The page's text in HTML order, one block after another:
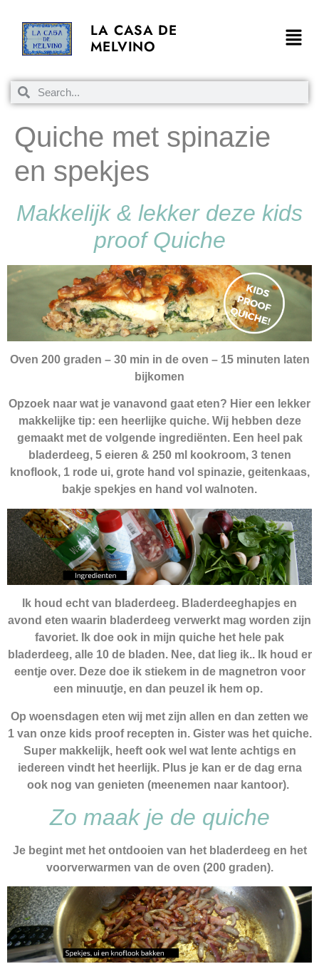
LA CASA DE
MELVINO
Quiche met spinazie
en spekjes
Makkelijk & lekker deze kids
proof Quiche
Oven 200 graden – 30 min in de oven – 15 minuten laten
bijkomen
Opzoek naar wat je vanavond gaat eten? Hier een lekker
makkelijke tip: een heerlijke quiche. Wij hebben deze
gemaakt met de volgende ingrediënten. Een heel pak
bladerdeeg, 5 eieren & 250 ml kookroom, 3 tenen
knoflook, 1 rode ui, grote hand vol spinazie, geitenkaas,
bakje spekjes en hand vol walnoten.
Ik houd echt van bladerdeeg. Bladerdeeghapjes en
avond eten waarin bladerdeeg verwerkt mag worden zijn
favoriet. Ik doe ook in mijn quiche het hele pak
bladerdeeg, alle 10 de bladen. Nee, dat lieg ik.. Ik houd er
eentje over. Deze doe ik stiekem in de magnetron voor
een minuutje, en dan peuzel ik hem op.
Op woensdagen eten wij met zijn allen en dan zetten we
1 van onze kids proof recepten in. Gister was het quiche.
Super makkelijk, heeft ook wel wat lente achtigs en
iedereen vindt het heerlijk. Plus je kan er de dag erna
ook nog van genieten (meenemen naar kantoor).
Zo maak je de quiche
Je begint met het ontdooien van het bladerdeeg en het
voorverwarmen van de oven (200 graden).